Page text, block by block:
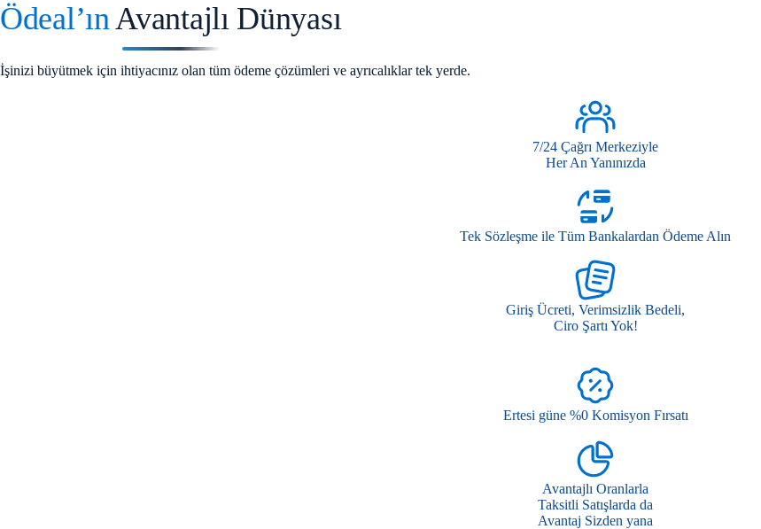
Ödeal’ınAvantajlı Dünyası
İşinizi büyütmek için ihtiyacınız olan tüm ödeme çözümleri ve ayrıcalıklar tek yerde.
7/24 Çağrı Merkeziyle
Her An Yanınızda
Tek Sözleşme ile Tüm Bankalardan Ödeme Alın
Giriş Ücreti, Verimsizlik Bedeli,
Ciro Şartı Yok!
Ertesi güne %0 Komisyon Fırsatı
Avantajlı Oranlarla
Taksitli Satışlarda da
Avantaj Sizden yana